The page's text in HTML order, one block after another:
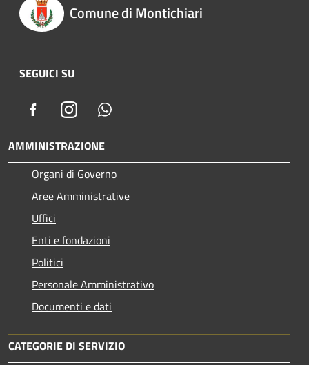
Comune di Montichiari
SEGUICI SU
FacebookInstagram
AMMINISTRAZIONE
Organi di Governo
Aree Amministrative
Uffici
Enti e fondazioni
Politici
Personale Amministrativo
Documenti e dati
CATEGORIE DI SERVIZIO